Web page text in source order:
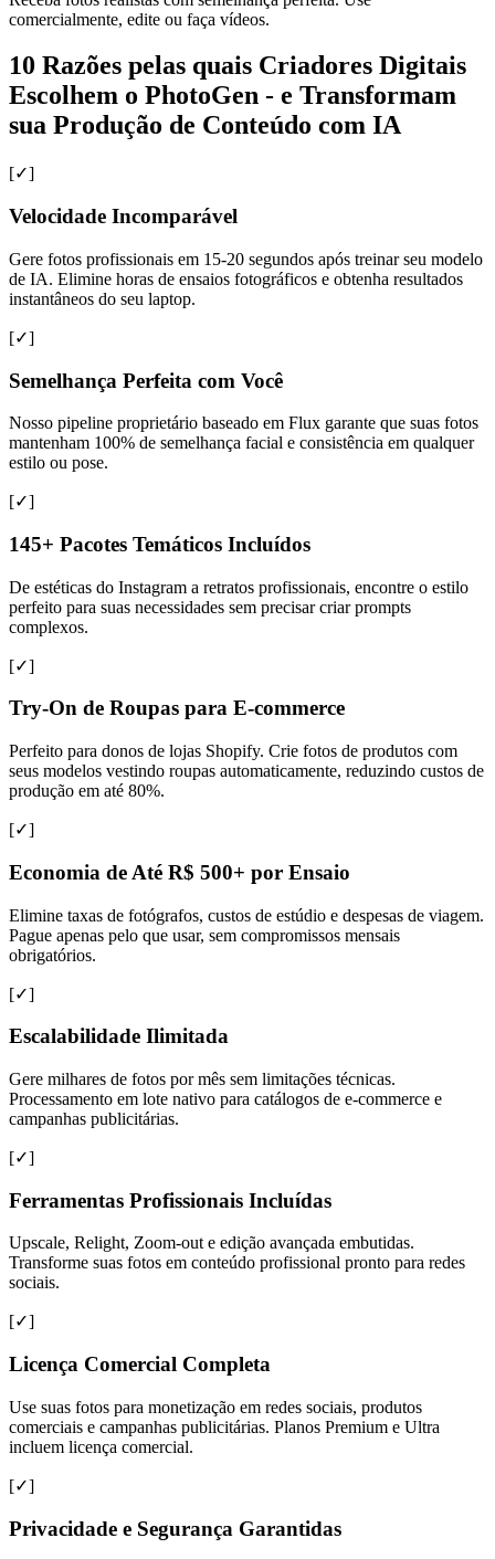
comercialmente, edite ou faça vídeos.
10 Razões pelas quais Criadores Digitais
Escolhem o PhotoGen - e Transformam
sua Produção de Conteúdo com IA
[✓]
Velocidade Incomparável
Gere fotos profissionais em 15-20 segundos após treinar seu modelo
de IA. Elimine horas de ensaios fotográficos e obtenha resultados
instantâneos do seu laptop.
[✓]
Semelhança Perfeita com Você
Nosso pipeline proprietário baseado em Flux garante que suas fotos
mantenham 100% de semelhança facial e consistência em qualquer
estilo ou pose.
[✓]
145+ Pacotes Temáticos Incluídos
De estéticas do Instagram a retratos profissionais, encontre o estilo
perfeito para suas necessidades sem precisar criar prompts
complexos.
[✓]
Try-On de Roupas para E-commerce
Perfeito para donos de lojas Shopify. Crie fotos de produtos com
seus modelos vestindo roupas automaticamente, reduzindo custos de
produção em até 80%.
[✓]
Economia de Até R$ 500+ por Ensaio
Elimine taxas de fotógrafos, custos de estúdio e despesas de viagem.
Pague apenas pelo que usar, sem compromissos mensais
obrigatórios.
[✓]
Escalabilidade Ilimitada
Gere milhares de fotos por mês sem limitações técnicas.
Processamento em lote nativo para catálogos de e-commerce e
campanhas publicitárias.
[✓]
Ferramentas Profissionais Incluídas
Upscale, Relight, Zoom-out e edição avançada embutidas.
Transforme suas fotos em conteúdo profissional pronto para redes
sociais.
[✓]
Licença Comercial Completa
Use suas fotos para monetização em redes sociais, produtos
comerciais e campanhas publicitárias. Planos Premium e Ultra
incluem licença comercial.
[✓]
Privacidade e Segurança Garantidas